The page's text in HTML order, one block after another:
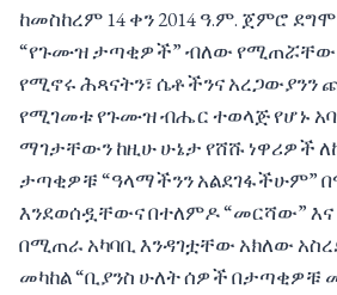
ከመስከረም 14 ቀን 2014 ዓ.ም. ጀምሮ
“የጉሙዝ ታጣቂዎች” ብለው የሚጠሯቸው
የሚኖሩ ሕጻናትን፣ ሴቶችንና አረጋውያንን
የሚገመቱ የጉሙዝ ብሔር ተወላጅ የሆኑ
ማገታቸውን ከዚሁ ሁኔታ የሸሹ ነዋሪዎች
ታጣቂዎቹ “ዓላማችንን አልደገፋችሁም”
እንደወሰዷቸውና በተለምዶ “መርሻው”
በሚጠራ አካባቢ እንዳገቷቸው አክለው
መካከል “ቢያንስ ሁለት ሰዎች በታጣቂዎቹ